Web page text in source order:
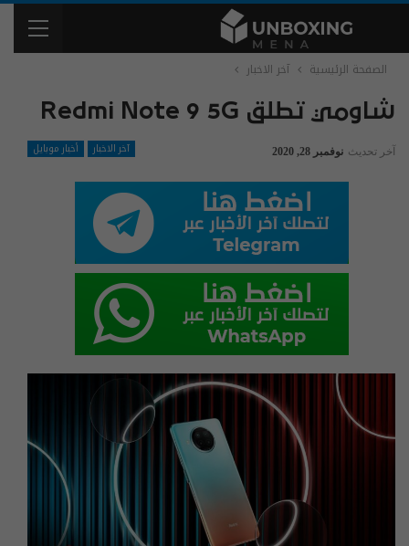
الصفحة الرئيسية آخر الاخبار
شاومي تطلق Redmi Note 9 5G
آخر الاخبار أخبار موبايل آخر تحديث نوفمبر 28, 2020